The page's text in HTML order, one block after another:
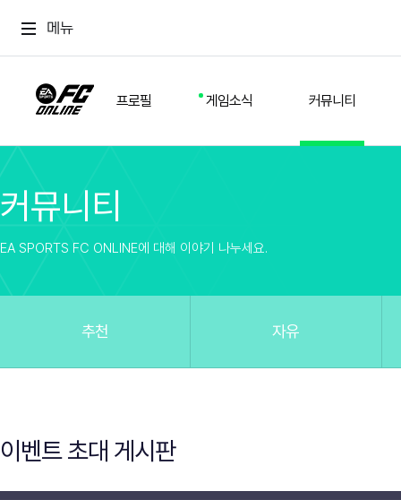
메뉴
프로필 게임소식 커뮤니티
스쿼드
커뮤니티
방명록
업데이트
유저 가이드
게임 플레이 버그 제보
커뮤니티
EA SPORTS FC ONLINE에 대해 이야기 나누세요.
추천 자유
이벤트 초대 게시판